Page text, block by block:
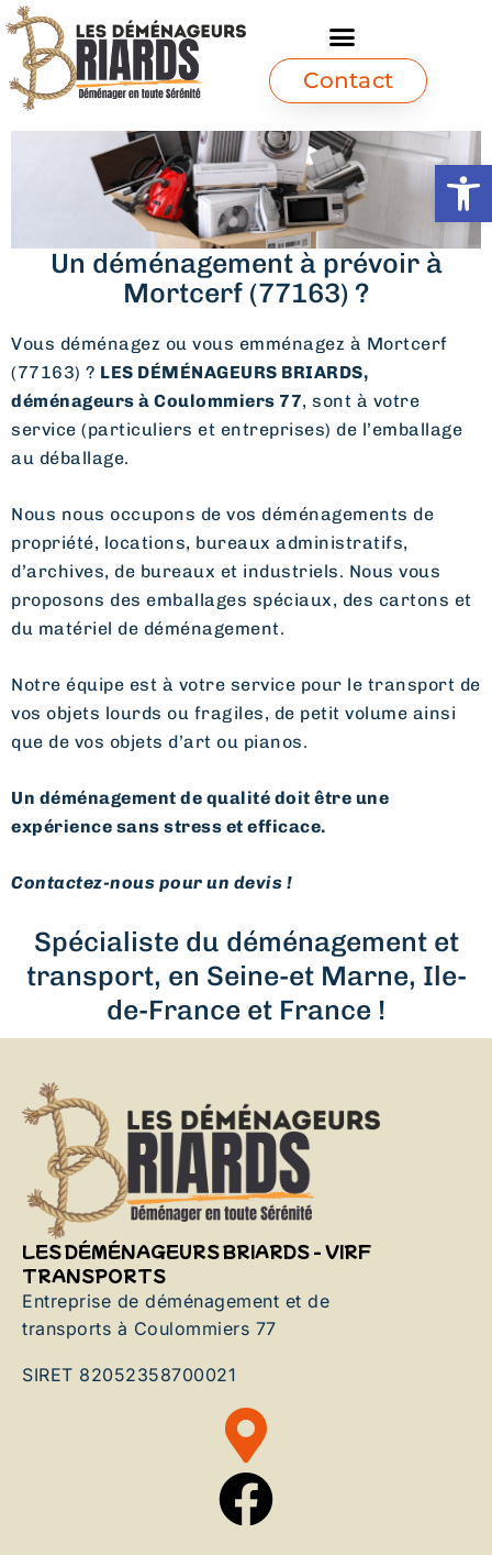
Ouvrir
Contact
Un déménagement à prévoir à
Mortcerf (77163) ?
Vous déménagez ou vous emménagez à Mortcerf
(77163) ? LES DÉMÉNAGEURS BRIARDS,
déménageurs à Coulommiers 77, sont à votre
service (particuliers et entreprises) de l’emballage
au déballage.
Nous nous occupons de vos déménagements de
propriété, locations, bureaux administratifs,
d’archives, de bureaux et industriels. Nous vous
proposons des emballages spéciaux, des cartons et
du matériel de déménagement.
Notre équipe est à votre service pour le transport de
vos objets lourds ou fragiles, de petit volume ainsi
que de vos objets d’art ou pianos.
Un déménagement de qualité doit être une
expérience sans stress et efficace.
Contactez-nous pour un devis !
Spécialiste du déménagement et
transport, en Seine-et Marne, Ile-
de-France et France !
LES DÉMÉNAGEURS BRIARDS - VIRF
TRANSPORTS
Entreprise de déménagement et de
transports à Coulommiers 77
SIRET 82052358700021